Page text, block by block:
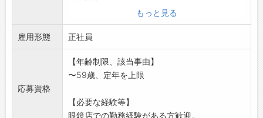
丁寧に指導します。
*やりがいのあるお仕事です。ぜひご応募くださ
い。
【変更の範囲:変更なし】
もっと見る
雇用形態 正社員
応募資格
【年齢制限、該当事由】
〜59歳、定年を上限
【必要な経験等】
眼鏡店での勤務経験がある方歓迎。